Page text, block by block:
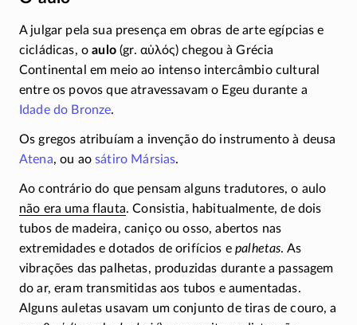
A julgar pela sua presença em obras de arte egípcias e
cicládicas, oaulo(gr. αὑλός) chegou à Grécia
Continental em meio ao intenso intercâmbio cultural
entre os povos que atravessavam o Egeu durante a
Idade do Bronze.
Os gregos atribuíam a invenção do instrumento à deusa
Atena, ou aosátiro Mársias.
Ao contrário do que pensam alguns tradutores, o aulo
não era uma flauta. Consistia, habitualmente, de dois
tubos de madeira, caniço ou osso, abertos nas
extremidades e dotados de orifícios epalhetas. As
vibrações das palhetas, produzidas durante a passagem
do ar, eram transmitidas aos tubos e aumentadas.
Alguns auletas usavam um conjunto de tiras de couro, a